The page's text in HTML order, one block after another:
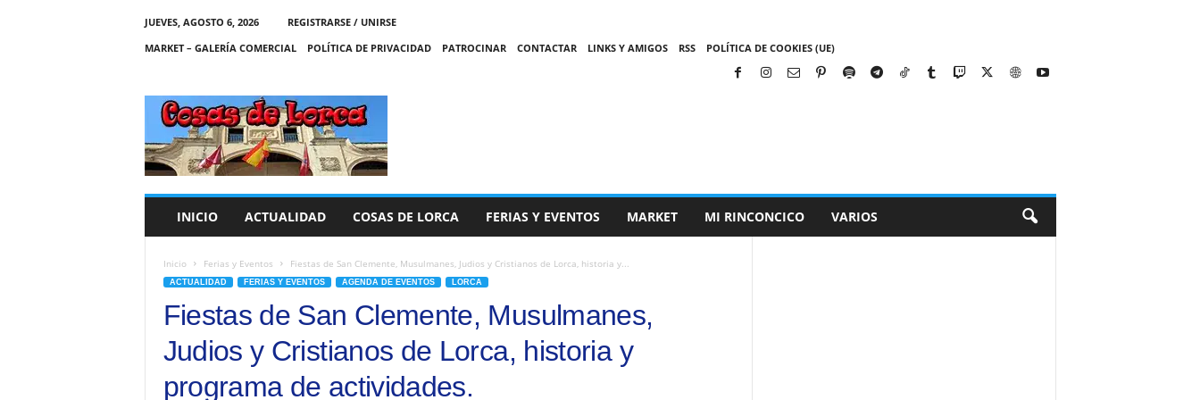
JUEVES, AGOSTO 6, 2026
REGISTRARSE / UNIRSE
MARKET – GALERÍA COMERCIAL
POLÍTICA DE PRIVACIDAD PATROCINAR CONTACTAR LINKS Y AMIGOS RSS POLÍTICA DE COOKIES (UE)
C
A
S
INICIO ACTUALIDAD COSAS DE LORCA FERIAS Y EVENTOS MARKET MI RINCONCICO VARIOS
Inicio Ferias y Eventos Fiestas de San Clemente, Musulmanes, Judios y Cristianos de Lorca, historia y...
ACTUALIDAD FERIAS Y EVENTOS AGENDA DE EVENTOS LORCA
Fiestas de San Clemente, Musulmanes,
Judios y Cristianos de Lorca, historia y
programa de actividades.